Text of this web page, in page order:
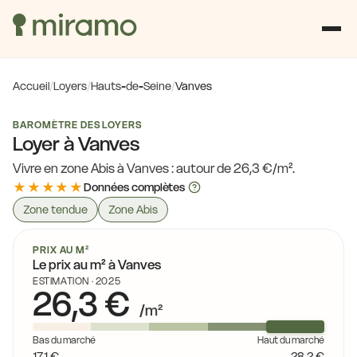
Accueil/Loyers/Hauts-de-Seine/Vanves
BAROMÈTRE DES LOYERS
Loyer à Vanves
Vivre en zone Abis à Vanves : autour de 26,3 €/m².
★★★★★Données complètes
Zone tendue
Zone Abis
PRIX AU M²
Le prix au m² à Vanves
ESTIMATION · 2025
26,3 € /m²
Bas du marché Haut du marché